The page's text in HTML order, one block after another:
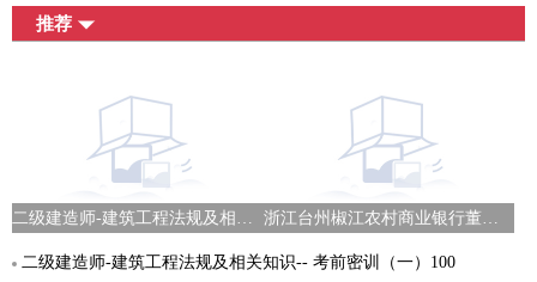
推荐
二级建造师-建筑工程法规及相关知识-- 考前密训（一）100 浙江台州椒江农村商业银行董事长陈兆星任职资格获准
二级建造师-建筑工程法规及相关知识-- 考前密训（一）100